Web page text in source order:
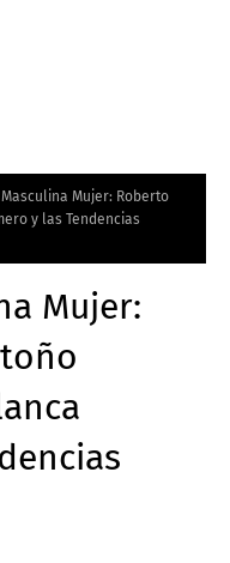
Mujer: Roberto
y las Tendencias
Mujer: